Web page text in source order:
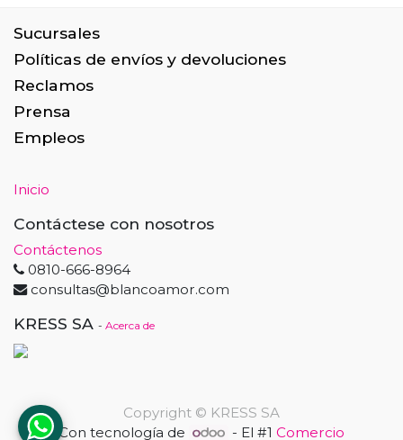
Sucursales
Políticas de envíos y devoluciones
Reclamos
Prensa
Empleos
Inicio
Contáctese con nosotros
Contáctenos
0810-666-8964
consultas@blancoamor.com
KRESS SA - Acerca de
Copyright © KRESS SA
Con tecnología de
- El #1Comercio